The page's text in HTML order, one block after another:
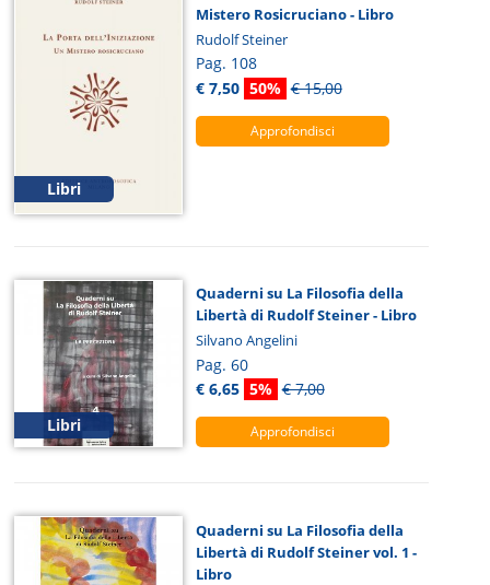
Libri
Mistero Rosicruciano - Libro
Rudolf Steiner
Pag. 108
€ 7,50 50% € 15,00
Approfondisci
Libri
Quaderni su La Filosofia della
Libertà di Rudolf Steiner - Libro
Silvano Angelini
Pag. 60
€ 6,65 5% € 7,00
Approfondisci
Quaderni su La Filosofia della
Libertà di Rudolf Steiner vol. 1 -
Libro